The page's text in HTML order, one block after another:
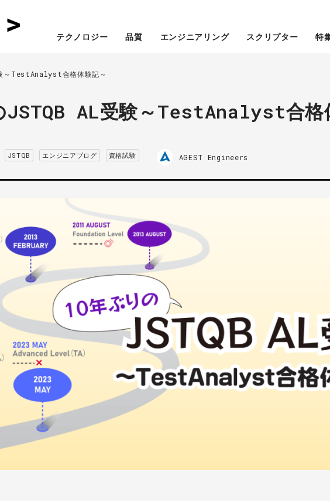
テクノロジー 品質 エンジニアリング スクリプター 特
～TestAnalyst合格体験記～
JSTQB AL受験～TestAnalyst合格
JSTQB エンジニアブログ 資格試験 AGEST Engineers